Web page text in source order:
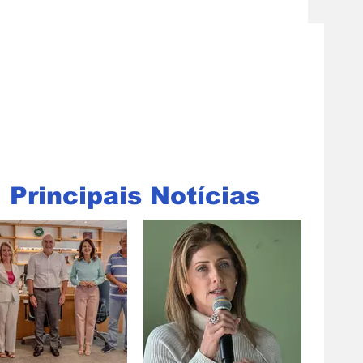
Principais Notícias